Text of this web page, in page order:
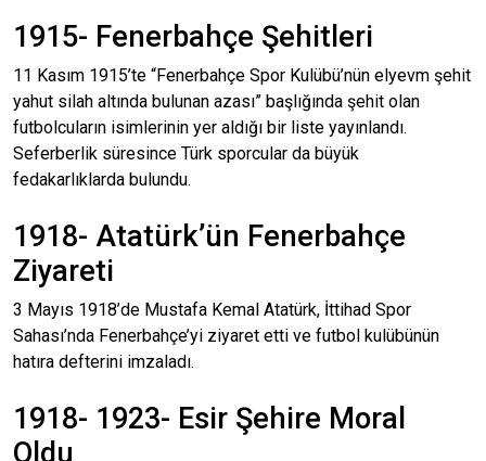
1915- Fenerbahçe Şehitleri
11 Kasım 1915’te “Fenerbahçe Spor Kulübü’nün elyevm şehit
yahut silah altında bulunan azası” başlığında şehit olan
futbolcuların isimlerinin yer aldığı bir liste yayınlandı.
Seferberlik süresince Türk sporcular da büyük
fedakarlıklarda bulundu.
1918- Atatürk’ün Fenerbahçe
Ziyareti
3 Mayıs 1918’de Mustafa Kemal Atatürk, İttihad Spor
Sahası’nda Fenerbahçe’yi ziyaret etti ve futbol kulübünün
hatıra defterini imzaladı.
1918- 1923- Esir Şehire Moral
Oldu